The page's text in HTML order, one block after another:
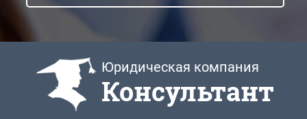
Юридическая компания
Консультант